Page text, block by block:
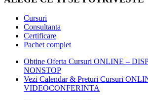
Cursuri
Consultanta
Certificare
Pachet complet
Obtine Oferta Cursuri ONLINE –
NONSTOP
Vezi Calendar & Preturi Cursuri
VIDEOCONFERINTA